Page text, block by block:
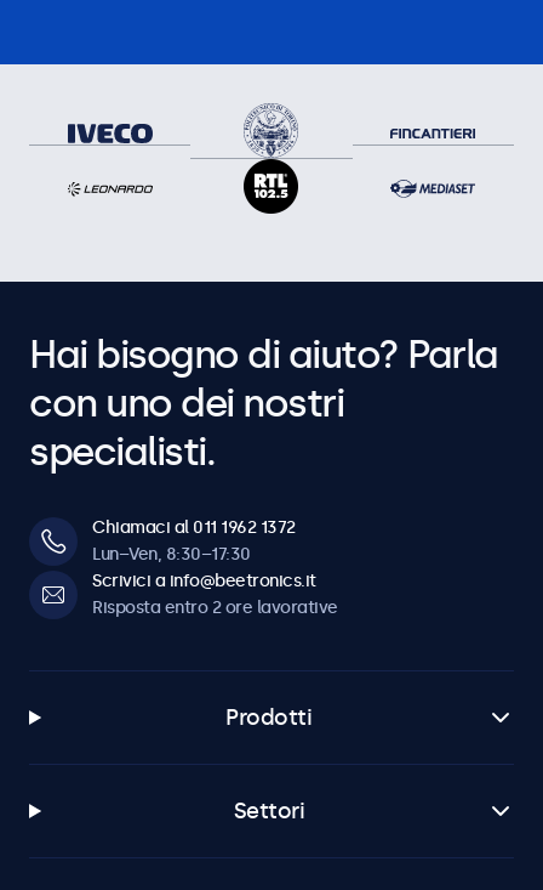
Hai bisogno di aiuto? Parla
con uno dei nostri
specialisti.
Chiamaci al 011 1962 1372
Lun–Ven, 8:30–17:30
Scrivici a info@beetronics.it
Risposta entro 2 ore lavorative
Prodotti
Settori